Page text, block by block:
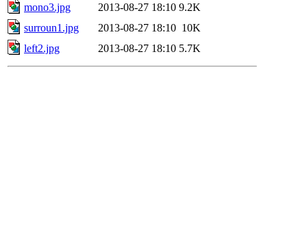
mono3.jpg
2013-08-27 18:10 9.2K
surroun1.jpg
2013-08-27 18:10 10K
left2.jpg
2013-08-27 18:10 5.7K